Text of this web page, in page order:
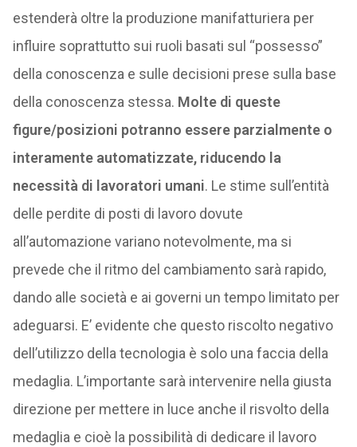
estenderà oltre la produzione manifatturiera per
influire soprattutto sui ruoli basati sul “possesso”
della conoscenza e sulle decisioni prese sulla base
della conoscenza stessa. Molte di queste
figure/posizioni potranno essere parzialmente o
interamente automatizzate, riducendo la
necessità di lavoratori umani. Le stime sull’entità
delle perdite di posti di lavoro dovute
all’automazione variano notevolmente, ma si
prevede che il ritmo del cambiamento sarà rapido,
dando alle società e ai governi un tempo limitato per
adeguarsi. E’ evidente che questo riscolto negativo
dell’utilizzo della tecnologia è solo una faccia della
medaglia. L’importante sarà intervenire nella giusta
direzione per mettere in luce anche il risvolto della
medaglia e cioè la possibilità di dedicare il lavoro